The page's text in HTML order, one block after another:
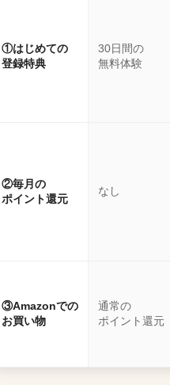
①はじめての
登録特典
30日間の
無料体験
②毎月の
ポイント還元
なし
③Amazonでの
お買い物
通常の
ポイント還元